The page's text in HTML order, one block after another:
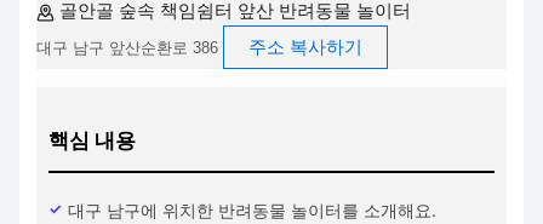
골안골 숲속 책임쉼터 앞산 반려동물 놀이터
대구 남구 앞산순환로 386 주소 복사하기
핵심 내용
대구 남구에 위치한 반려동물 놀이터를 소개해요.